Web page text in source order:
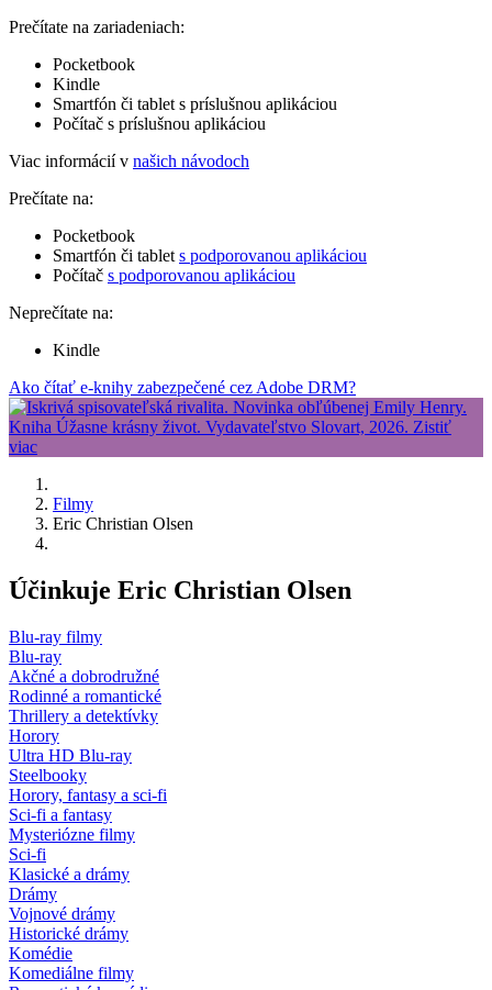
Prečítate na zariadeniach:
Pocketbook
Kindle
Smartfón či tablet s príslušnou aplikáciou
Počítač s príslušnou aplikáciou
Viac informácií v našich návodoch
Prečítate na:
Pocketbook
Smartfón či tablet s podporovanou aplikáciou
Počítač s podporovanou aplikáciou
Neprečítate na:
Kindle
Ako čítať e-knihy zabezpečené cez Adobe DRM?
Filmy
Eric Christian Olsen
Účinkuje Eric Christian Olsen
Blu-ray filmy
Blu-ray
Akčné a dobrodružné
Rodinné a romantické
Thrillery a detektívky
Horory
Ultra HD Blu-ray
Steelbooky
Horory, fantasy a sci-fi
Sci-fi a fantasy
Mysteriózne filmy
Sci-fi
Klasické a drámy
Drámy
Vojnové drámy
Historické drámy
Komédie
Komediálne filmy